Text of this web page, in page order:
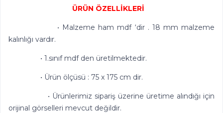
ÜRÜN ÖZELLİKLERİ
• Malzeme ham mdf ‘dir . 18 mm malzeme
kalınlığı vardır.
• 1.sınıf mdf den üretilmektedir.
• Ürün ölçüsü : 75 x 175 cm dir.
• Ürünlerimiz sipariş üzerine üretime alındığı için
orijinal görselleri mevcut değildir.